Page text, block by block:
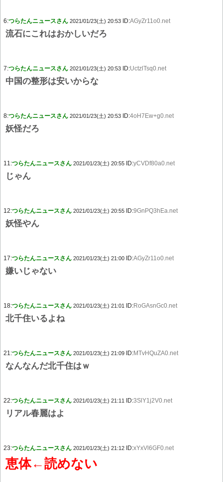
6:つらたんニュースさん 2021/01/23(土) 20:53 ID:AGyZr11o0.net
流石にこれはおかしいだろ
7:つらたんニュースさん 2021/01/23(土) 20:53 ID:UctzlTsq0.net
中国の整形は安いからな
8:つらたんニュースさん 2021/01/23(土) 20:53 ID:4oH7Ew+g0.net
妖怪だろ
11:つらたんニュースさん 2021/01/23(土) 20:55 ID:yCVDf80a0.net
じゃん
12:つらたんニュースさん 2021/01/23(土) 20:55 ID:9GnPQ3hEa.net
妖怪やん
17:つらたんニュースさん 2021/01/23(土) 21:00 ID:AGyZr11o0.net
嫌いじゃない
18:つらたんニュースさん 2021/01/23(土) 21:01 ID:RoGAsnGc0.net
北千住いるよね
21:つらたんニュースさん 2021/01/23(土) 21:09 ID:MTvHQuZA0.net
なんなんだ北千住はｗ
22:つらたんニュースさん 2021/01/23(土) 21:11 ID:3SlY1j2V0.net
リアル春麗はよ
23:つらたんニュースさん 2021/01/23(土) 21:12 ID:xYxVl6GF0.net
恵体←読めない